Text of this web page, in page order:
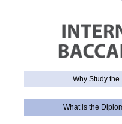
Why Study
What is the